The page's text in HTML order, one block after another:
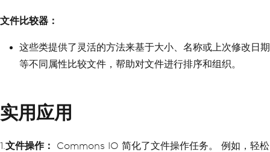
文件比较器：
这些类提供了灵活的方法来基于大小、名称或上次修改日期
等不同属性比较文件，帮助对文件进行排序和组织。
实用应用
1. 文件操作：
Commons IO 简化了文件操作任务。 例如，轻松